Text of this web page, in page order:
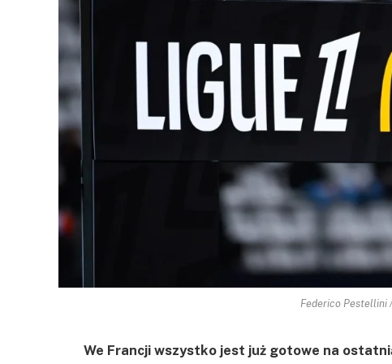
Federico Pestellini
We Francji wszystko jest już gotowe na